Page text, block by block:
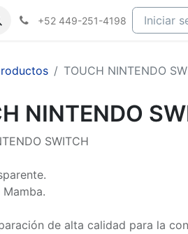
+52 449-251-4198 Iniciar
TOUCH NINTENDO
NINTENDO
SWITCH
Mamba.
de alta calidad para la